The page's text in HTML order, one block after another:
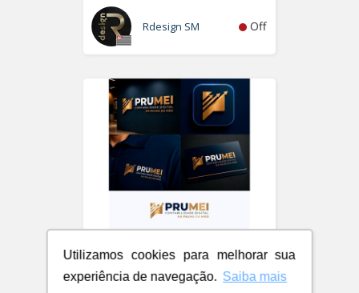
Utilizamos cookies para melhorar sua
experiência de navegação. Saiba mais
Rdesign SM Off
PRUMEI - Contabilidade Digital